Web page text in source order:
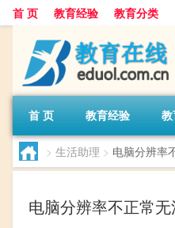
首 页 教育经验 教育分类
首 页 教育经验
> 生活助理 > 电脑分辨率
电脑分辨率不正常